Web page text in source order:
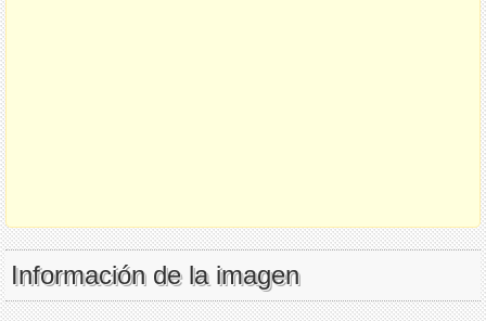
Información de la imagen